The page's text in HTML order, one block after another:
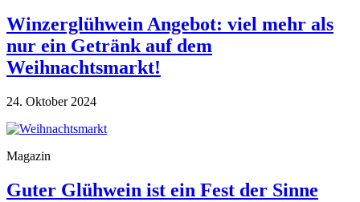
Winzerglühwein Angebot: viel mehr als
nur ein Getränk auf dem
Weihnachtsmarkt!
24. Oktober 2024
Magazin
Guter Glühwein ist ein Fest der Sinne